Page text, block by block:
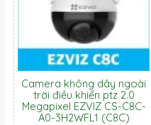
Camera không dây ngoài
trời điều khiển ptz 2.0
Megapixel EZVIZ CS-C8C-
A0-3H2WFL1 (C8C)